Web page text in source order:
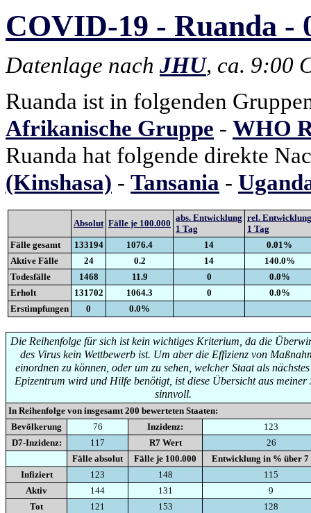
COVID-19 - Ruanda -
Datenlage nach JHU, ca. 9:00
Ruanda ist in folgenden
Afrikanische Gruppe - WHO
Ruanda hat folgende direkte
(Kinshasa) - Tansania -
Absolut Fälle je 100.000
abs. Entwicklung
1 Tag
rel. Entwicklung
1 Tag
Fälle gesamt
133194 1076.4 14
0.01%
Aktive Fälle
24 0.2 14
140.0%
Todesfälle
1468 11.9 0
0.0%
Erholt
131702 1064.3 0
0.0%
Erstimpfungen
0 0.0%
Die Reihenfolge für sich ist kein wichtiges Kriterium, da die
des Virus kein Wettbewerb ist. Um aber die Effizienz von
einordnen zu können, oder um zu sehen, welcher Staat als
Epizentrum wird und Hilfe benötigt, ist diese Übersicht aus meiner
sinnvoll.
In Reihenfolge von insgesamt 200 bewerteten Staaten:
Bevölkerung
76 Inzidenz:
123
D7-Inzidenz:
117 R7 Wert
26
Fälle absolut
Fälle je 100.000
Entwicklung in % über 7
Infiziert
123 148
115
Aktiv
144 131
9
Tot
121 153
128